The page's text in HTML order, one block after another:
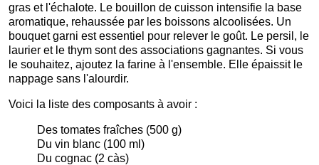
gras et l'échalote. Le bouillon de cuisson intensifie la base
aromatique, rehaussée par les boissons alcoolisées. Un
bouquet garni est essentiel pour relever le goût. Le persil, le
laurier et le thym sont des associations gagnantes. Si vous
le souhaitez, ajoutez la farine à l'ensemble. Elle épaissit le
nappage sans l'alourdir.
Voici la liste des composants à avoir :
Des tomates fraîches (500 g)
Du vin blanc (100 ml)
Du cognac (2 càs)